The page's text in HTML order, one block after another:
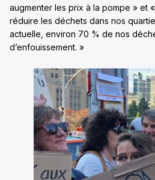
augmenter les prix à la pompe » et
réduire les déchets dans nos
actuelle, environ 70 % de nos
d’enfouissement. »